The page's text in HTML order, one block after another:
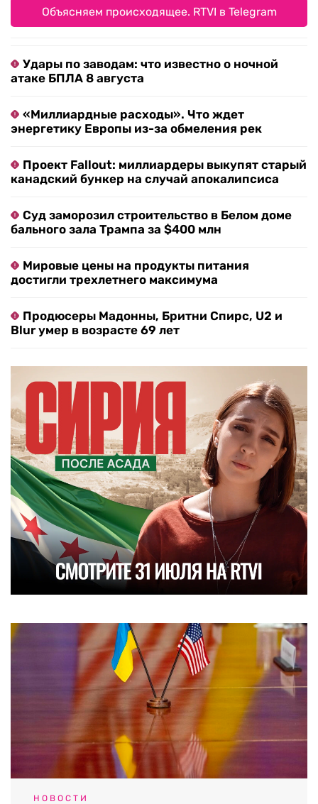
Объясняем происходящее. RTVI в Telegram
Удары по заводам: что известно о ночной
атаке БПЛА 8 августа
«Миллиардные расходы». Что ждет
энергетику Европы из-за обмеления рек
Проект Fallout: миллиардеры выкупят старый
канадский бункер на случай апокалипсиса
Суд заморозил строительство в Белом доме
бального зала Трампа за $400 млн
Мировые цены на продукты питания
достигли трехлетнего максимума
Продюсеры Мадонны, Бритни Спирс, U2 и
Blur умер в возрасте 69 лет
НОВОСТИ